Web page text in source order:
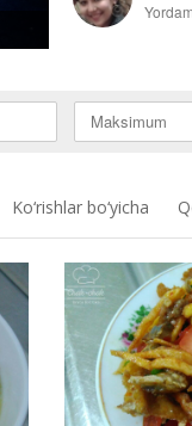
Ko‘rishlar bo‘yicha